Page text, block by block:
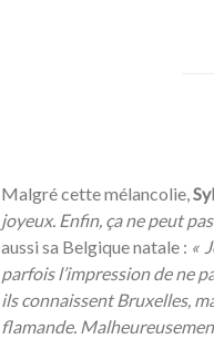
Malgré cette mélancolie,
joyeux. Enfin, ça ne peut pas
aussi sa Belgique natale : «
parfois l’impression de ne
ils connaissent Bruxelles,
flamande.